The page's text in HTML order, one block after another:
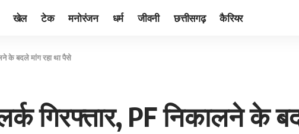
खेल टेक मनोरंजन धर्म जीवनी छत्तीसगढ़ कैरियर
के बदले मांग रहा था पैसे
गिरफ्तार, PF निकालने के